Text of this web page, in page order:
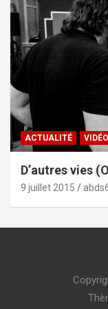
ACTUALITÉ
D’autres vies
9 juillet 2015